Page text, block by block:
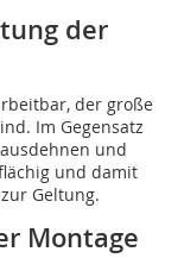
der
der große
Im Gegensatz
und
und damit
Geltung.
Montage